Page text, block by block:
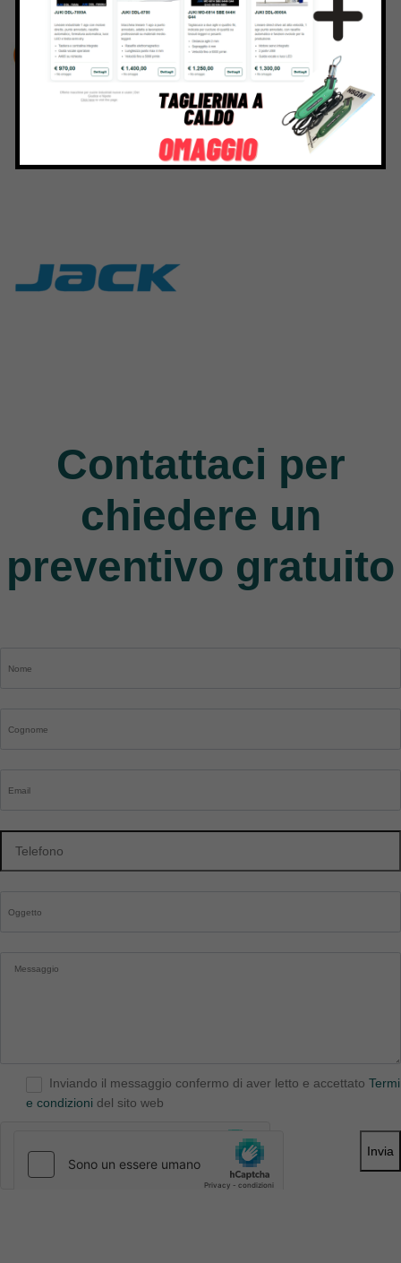
Rasor Union Special
Contattaci per
chiedere un
preventivo gratuito
Inviando il messaggio confermo di aver letto e accettato
e condizioni del sito web
Invia